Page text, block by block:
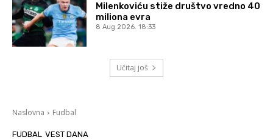
Milenkoviću stiže društvo vredno 40
miliona evra
8 Aug 2026. 18:33
Učitaj još